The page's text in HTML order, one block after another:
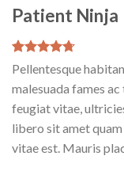
Patient Ninja
Valutato
4.67su 5
su base di
3
recensioni
Pellentesque
malesuada fames
feugiat vitae,
libero sit amet
vitae est. Mauris